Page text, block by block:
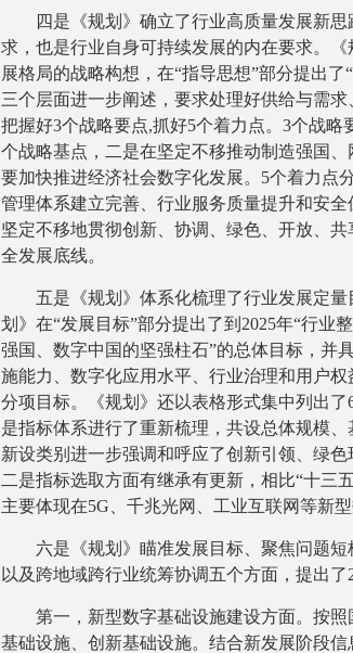
四是《规划》确立了行业高质量发展新
求，也是行业自身可持续发展的内在要求。
展格局的战略构想，在“指导思想”部分提出
三个层面进一步阐述，要求处理好供给与需
把握好3个战略要点,抓好5个着力点。3个战
个战略基点，二是在坚定不移推动制造强国
要加快推进经济社会数字化发展。5个着力点
管理体系建立完善、行业服务质量提升和安
坚定不移地贯彻创新、协调、绿色、开放、
全发展底线。
五是《规划》体系化梳理了行业发展定
划》在“发展目标”部分提出了到2025年“行业
强国、数字中国的坚强柱石”的总体目标，并
施能力、数字化应用水平、行业治理和用户
分项目标。《规划》还以表格形式集中列出
是指标体系进行了重新梳理，共设总体规模
新设类别进一步强调和呼应了创新引领、绿
二是指标选取方面有继承有更新，相比“十三
主要体现在5G、千兆光网、工业互联网等新
六是《规划》瞄准发展目标、聚焦问题
以及跨地域跨行业统筹协调五个方面，提出了
第一，新型数字基础设施建设方面。按
基础设施、创新基础设施。结合新发展阶段